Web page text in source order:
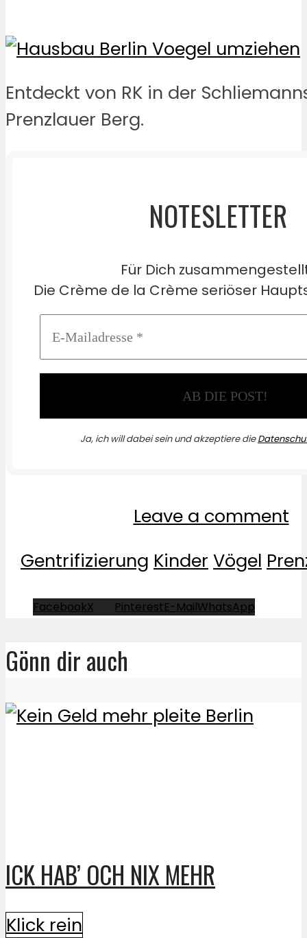
Entdeckt von RK in der
Prenzlauer Berg.
NOTESLETTER
Für Dich
Die Crème de la Crème seriöser
Ja, ich will dabei sein und akzeptiere die
Leave a comment
Gentrifizierung Kinder Vögel
FacebookX PinterestE-MailWhatsApp
Gönn dir auch
ICK HAB’ OCH NIX MEHR
Klick rein